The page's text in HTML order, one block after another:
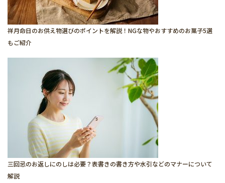
祥月命日のお供え物選びのポイントを解説！NGな物やおすすめのお菓子5選
もご紹介
三回忌のお返しにのしは必要？表書きの書き方や水引などのマナーについて
解説